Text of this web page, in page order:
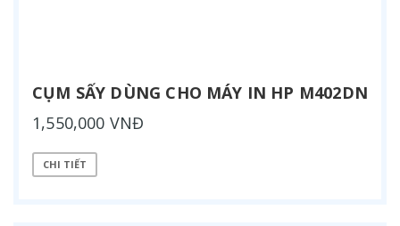
CỤM SẤY DÙNG CHO MÁY IN HP M402DN
1,550,000 VNĐ
CHI TIẾT